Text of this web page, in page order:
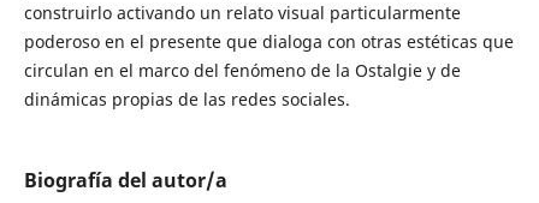
construirlo activando un relato visual particularmente
poderoso en el presente que dialoga con otras estéticas que
circulan en el marco del fenómeno de la Ostalgie y de
dinámicas propias de las redes sociales.
Biografía del autor/a